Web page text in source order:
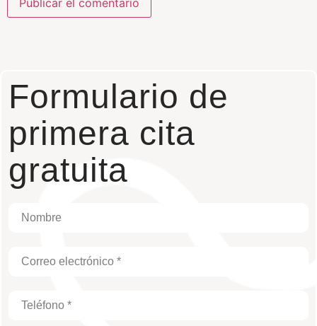
Formulario de
primera cita
gratuita